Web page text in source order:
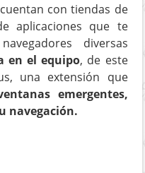
con tiendas de
aplicaciones que te
diversas
en el equipo, de este
una extensión que
emergentes,
navegación.